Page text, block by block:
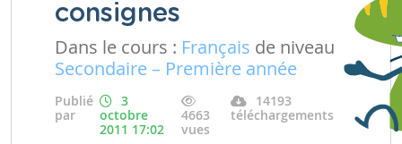
consignes
Dans le cours : Français de niveau
Secondaire – Première année
Publié
par
3
octobre
2011 17:02
4663
vues
14193
téléchargements